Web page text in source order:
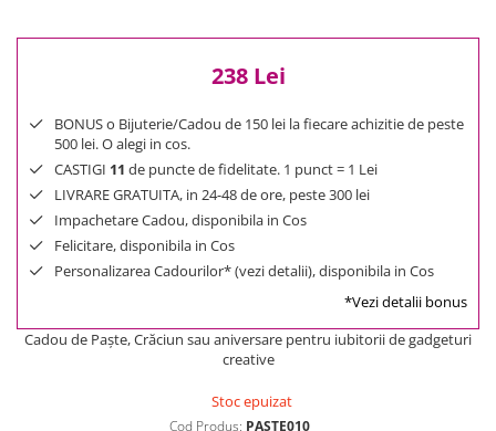
238 Lei
BONUS o Bijuterie/Cadou de 150 lei la fiecare achizitie de peste
500 lei. O alegi in cos.
CASTIGI 11 de puncte de fidelitate. 1 punct = 1 Lei
LIVRARE GRATUITA, in 24-48 de ore, peste 300 lei
Impachetare Cadou, disponibila in Cos
Felicitare, disponibila in Cos
Personalizarea Cadourilor* (vezi detalii), disponibila in Cos
*Vezi detalii bonus
Cadou de Paște, Crăciun sau aniversare pentru iubitorii de gadgeturi
creative
Stoc epuizat
Cod Produs: PASTE010